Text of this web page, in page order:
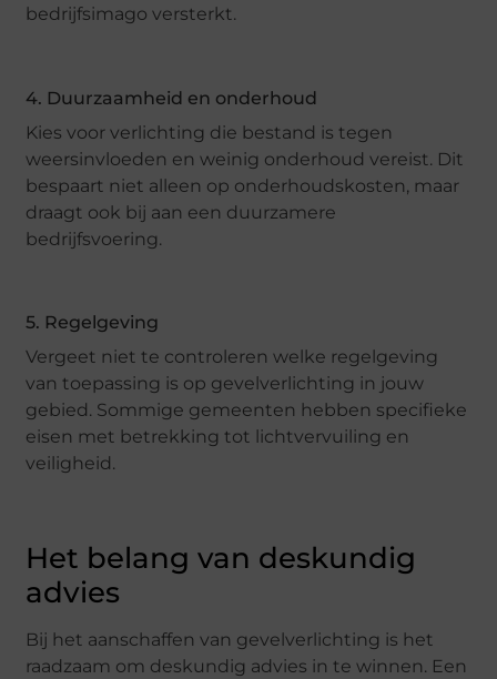
bedrijfsimago versterkt.
4. Duurzaamheid en onderhoud
Kies voor verlichting die bestand is tegen
weersinvloeden en weinig onderhoud vereist. Dit
bespaart niet alleen op onderhoudskosten, maar
draagt ook bij aan een duurzamere
bedrijfsvoering.
5. Regelgeving
Vergeet niet te controleren welke regelgeving
van toepassing is op gevelverlichting in jouw
gebied. Sommige gemeenten hebben specifieke
eisen met betrekking tot lichtvervuiling en
veiligheid.
Het belang van deskundig
advies
Bij het aanschaffen van gevelverlichting is het
raadzaam om deskundig advies in te winnen. Een